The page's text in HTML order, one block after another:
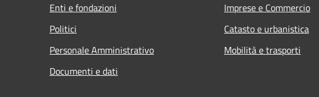
Enti e fondazioni
Politici
Personale Amministrativo
Documenti e dati
Imprese e Commercio
Catasto e urbanistica
Mobilità e trasporti